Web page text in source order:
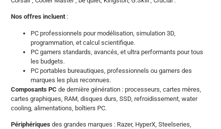
Nos offres incluent:
PC professionnels pour modélisation, simulation 3D,
programmation, et calcul scientifique.
PC gamers standards, avancés, et ultra performants pour tous
les budgets.
PC portables bureautiques, professionnels ou gamers des
marques les plus reconnues.
Composants PC de dernière génération : processeurs, cartes mères,
cartes graphiques, RAM, disques durs, SSD, refroidissement, water
cooling, alimentations, boîtiers PC.
Périphériques des grandes marques : Razer, HyperX, Steelseries,